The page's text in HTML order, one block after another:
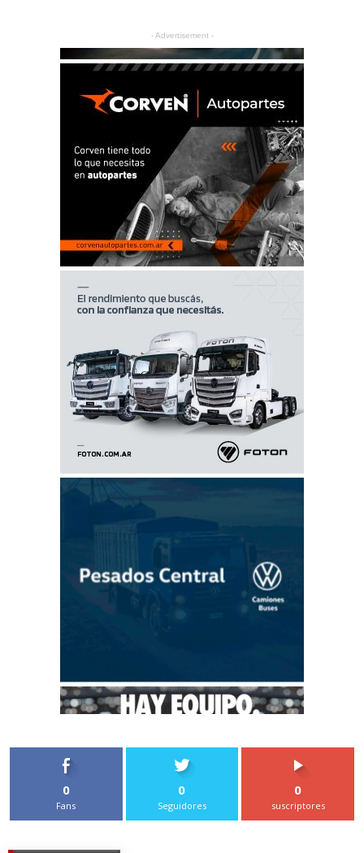
- Advertisement -
0
Fans
0
Seguidores
0
suscriptores